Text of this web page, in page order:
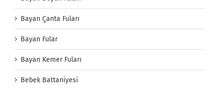
Bayan Çanta Fuları
Bayan Fular
Bayan Kemer Fuları
Bebek Battaniyesi